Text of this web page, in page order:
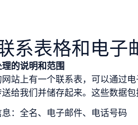
系表格和电子
的说明和范围
网站上有一个联系表，可以通过
给我们并储存起来。这些数据
：全名、电子邮件、电话号码